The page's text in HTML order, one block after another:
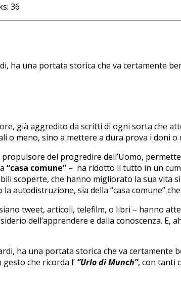
36
ha una portata storica che va certamente
già aggredito da scritti di ogni sorta che
o meno, sino a mettere a dura prova i doni
del progredire dell’Uomo,
“casa comune” – ha ridotto il tutto in un
scoperte, che hanno migliorato la sua vita
autodistruzione, sia della “casa comune”
tweet, articoli, telefilm, o libri – hanno
dell’apprendere e dalla conoscenza. E,
ha una portata storica che va certamente
che ricorda l’ “Urlo di Munch”, con tanti